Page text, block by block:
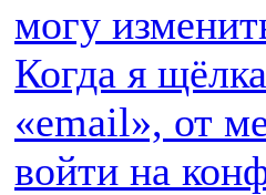
могу
Когда я
«email», от
войти на